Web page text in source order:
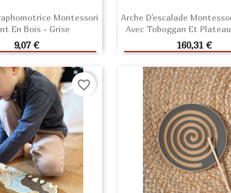
Montessori
En Bois - Grise
Prix
9,07 €AU PANIER
Arche D'escalade
Avec Toboggan Et
Prix
160,31 €
AJOUTER AU
favorite_border